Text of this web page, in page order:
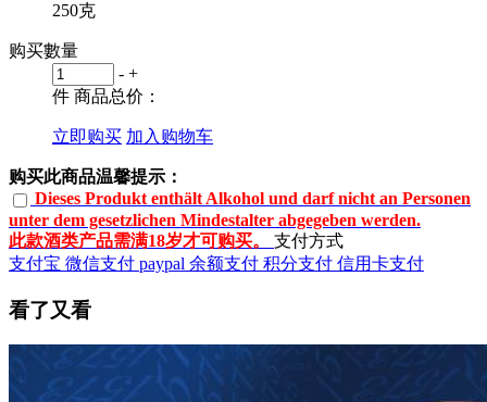
250克
购买數量
- +
件 商品总价：
立即购买 加入购物车
购买此商品温馨提示：
Dieses Produkt enthält Alkohol und darf nicht an Personen
unter dem gesetzlichen Mindestalter abgegeben werden.
此款酒类产品需满18岁才可购买。
支付方式
支付宝 微信支付 paypal 余额支付 积分支付 信用卡支付
看了又看